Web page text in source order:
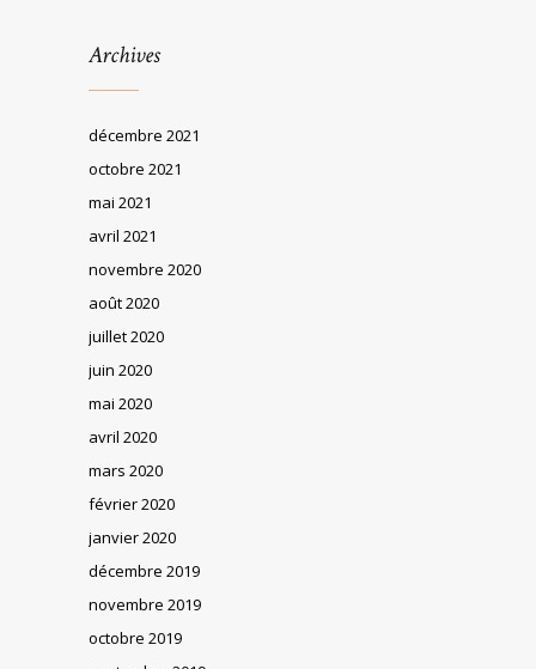
Archives
décembre 2021
octobre 2021
mai 2021
avril 2021
novembre 2020
août 2020
juillet 2020
juin 2020
mai 2020
avril 2020
mars 2020
février 2020
janvier 2020
décembre 2019
novembre 2019
octobre 2019